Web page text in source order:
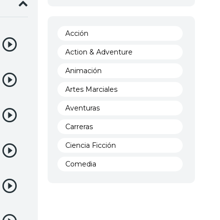
Acción
Action & Adventure
Animación
Artes Marciales
Aventuras
Carreras
Ciencia Ficción
Comedia